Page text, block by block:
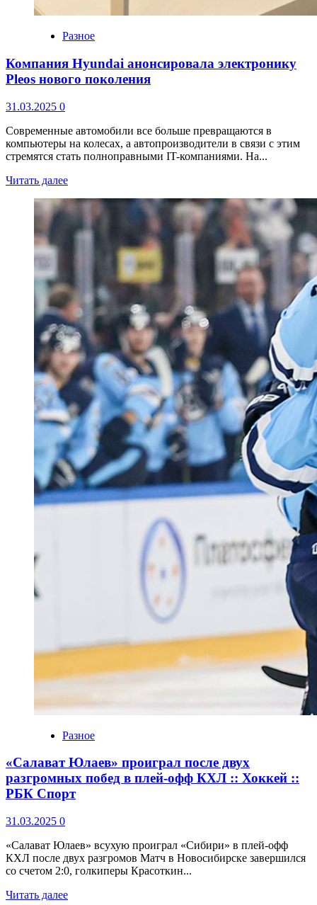
Разное
Компания Hyundai анонсировала электронику
Pleos нового поколения
31.03.2025 0
Современные автомобили все больше превращаются в
компьютеры на колесах, а автопроизводители в связи с этим
стремятся стать полноправными IT-компаниями. На...
Читать далее
Разное
«Салават Юлаев» проиграл после двух
разгромных побед в плей-офф КХЛ :: Хоккей ::
РБК Спорт
31.03.2025 0
«Салават Юлаев» всухую проиграл «Сибири» в плей-офф
КХЛ после двух разгромов Матч в Новосибирске завершился
со счетом 2:0, голкиперы Красоткин...
Читать далее